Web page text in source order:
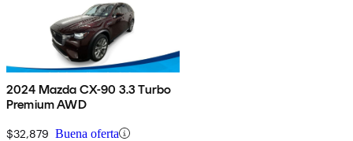
2024 Mazda CX-90 3.3 Turbo
Premium AWD
$32,879 Buena oferta